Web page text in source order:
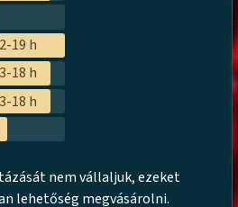
19 h
18 h
18 h
nem vállaljuk, ezeket
lehetőség megvásárolni.